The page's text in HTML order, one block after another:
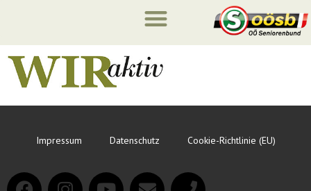
Impressum Datenschutz Cookie-Richtlinie (EU)